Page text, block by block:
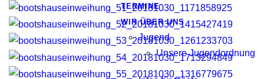
TERMINE
WIR ÜBER UNS
Jugend
Unsere Jugendordnung